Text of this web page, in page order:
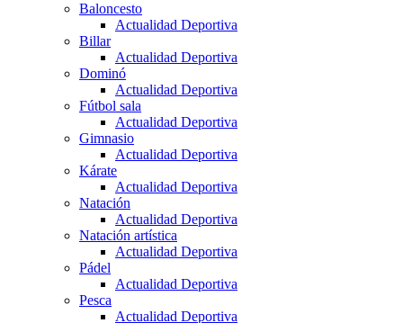
Baloncesto
Actualidad Deportiva
Billar
Actualidad Deportiva
Dominó
Actualidad Deportiva
Fútbol sala
Actualidad Deportiva
Gimnasio
Actualidad Deportiva
Kárate
Actualidad Deportiva
Natación
Actualidad Deportiva
Natación artística
Actualidad Deportiva
Pádel
Actualidad Deportiva
Pesca
Actualidad Deportiva